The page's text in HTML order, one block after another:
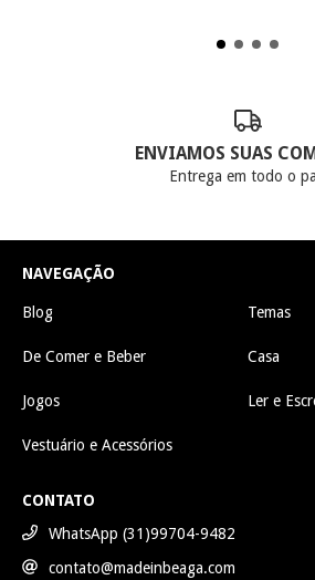
ENVIAMOS SUAS
Entrega em todo o
NAVEGAÇÃO
Blog Temas
De Comer e Beber Casa
Jogos Ler e
Vestuário e Acessórios
CONTATO
WhatsApp (31)99704-9482
contato@madeinbeaga.com